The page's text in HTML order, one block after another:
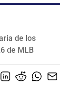
de los
de MLB